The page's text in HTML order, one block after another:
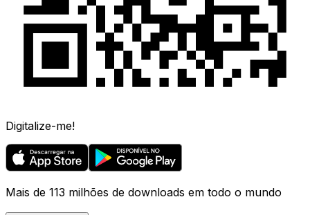
Digitalize-me!
Mais de 113 milhões de downloads em todo o mundo